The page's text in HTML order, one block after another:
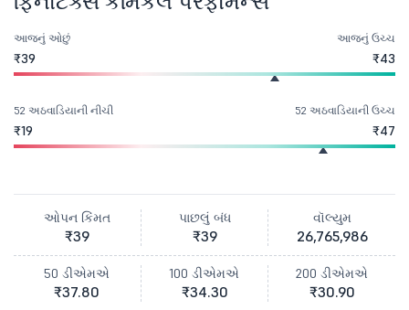
આજનું ઓછું
₹39
આજનું ઉચ્ચ
₹43
52 અઠવાડિયાની નીચી
₹19
52 અઠવાડિયાની ઉચ્ચ
₹47
ઓપન કિંમત
₹39
પાછલું બંધ
₹39
વૉલ્યુમ
26,765,986
50 ડીએમએ
₹37.80
100 ડીએમએ
₹34.30
200 ડીએમએ
₹30.90